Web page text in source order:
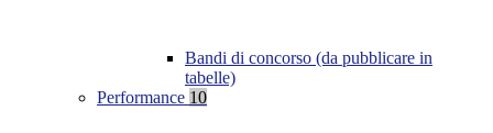
Bandi di concorso (da pubblicare in
tabelle)
Performance 10